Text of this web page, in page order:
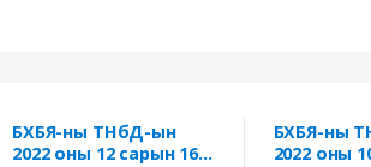
БХБЯ-ны ТНбД-ын
2022 оны 12 сарын 16-
БХБЯ-ны
2022 оны